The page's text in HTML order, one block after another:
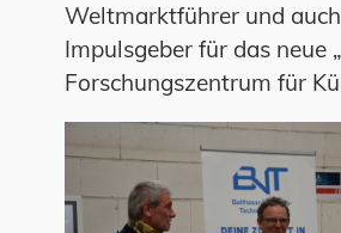
Weltmarktführer und
Impulsgeber für das neue
Forschungszentrum für